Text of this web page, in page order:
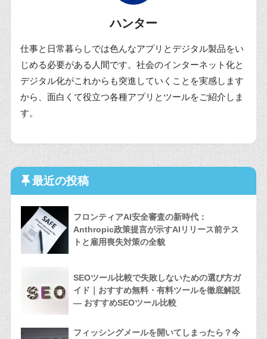
ハンター
仕事と日常暮らしでは色んなアプリとデジタル製品をい
じめる必要がある人間です。社会のインターネット化と
デジタル化がこれからも突進していくことを実感します
から、面白くて役立つ各種アプリとツールをご紹介しま
す。
最近の投稿
フロンティアAI安全審査の新時代：
Anthropic政策提言が示すAIリリース前テス
トと雇用喪失対策の全貌
SEOツール比較で失敗しないための選び方ガ
イド｜おすすめ無料・有料ツールを徹底解説
— おすすめSEOツール比較
フィッシングメールを開いてしまったら？今